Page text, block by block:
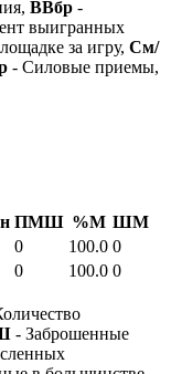
ВВбр -
выигранных
за игру, См/
- Силовые приемы,
ПМШ %М ШМ
0 100.0 0
0 100.0 0
- Заброшенные